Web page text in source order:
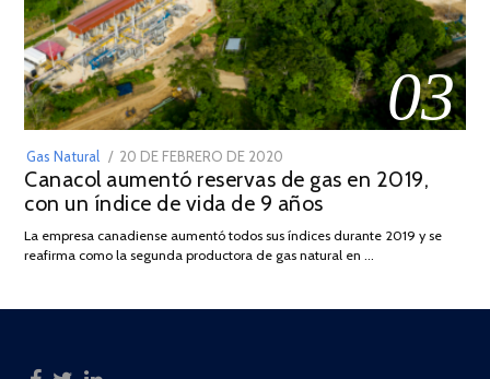
03
Gas Natural
POSTED
ON
20 DE FEBRERO DE 2020
DE
JULIO
2025
Canacol aumentó reservas de gas en 2019,
con un índice de vida de 9 años
La empresa canadiense aumentó todos sus índices durante 2019 y se
reafirma como la segunda productora de gas natural en …